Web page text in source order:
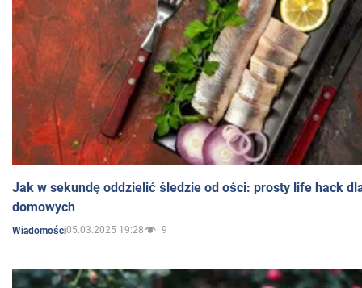
Jak w sekundę oddzielić śledzie od ości: prosty life hack
domowych
Wiadomości05.03.2025 19:28 9